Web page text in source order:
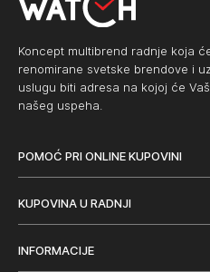
Koncept multibrend radnje koja
renomirane svetske brendove i
uslugu biti adresa na kojoj će
našeg uspeha.
POMOĆ PRI ONLINE KUPOVINI
KUPOVINA U RADNJI
INFORMACIJE